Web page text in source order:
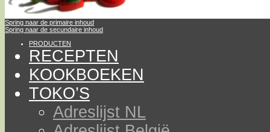
Spring naar de primaire inhoud
Spring naar de secundaire inhoud
PRODUCTEN
RECEPTEN
KOOKBOEKEN
TOKO’S
Adreslijst NL